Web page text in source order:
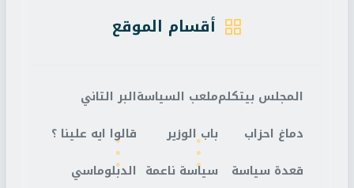
أقسام الموقع
المجلس بيتكلم
دماغ احزاب
قعدة سياسة
ملعب السياسة
باب الوزير
سياسة ناعمة
البر التاني
قالوا ايه علينا ؟
الدبلوماسي